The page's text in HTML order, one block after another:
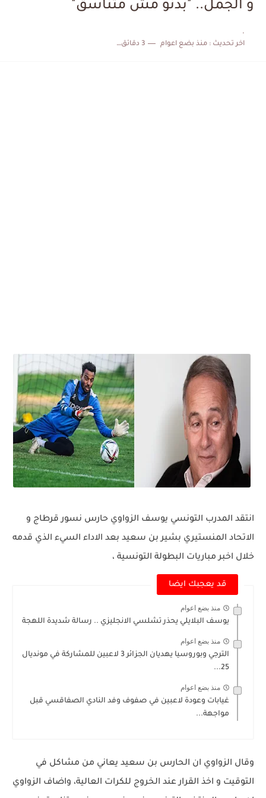
و الجمل.. "بدنو مش متناسق"
.
اخر تحديث :منذ بضع اعوام 3 دقائق للقراءة
انتقد المدرب التونسي يوسف الزواوي حارس نسور قرطاج و
الاتحاد المنستيري بشير بن سعيد بعد الاداء السيء الذي قدمه
خلال اخبر مباريات البطولة التونسية ،
قد يعجبك ايضا
منذ بضع اعوام
يوسف البلايلي يحذر تشلسي الانجليزي .. رسالة شديدة اللهجة
منذ بضع اعوام
الترجي وبوروسيا يهديان الجزائر 3 لاعبين للمشاركة في مونديال
25...
منذ بضع اعوام
غيابات وعودة لاعبين في صفوف وفد النادي الصفاقسي قبل
مواجهة...
وقال الزواوي ان الحارس بن سعيد يعاني من مشاكل في
التوقيت و اخذ القرار عند الخروج للكرات العالية، واضاف الزواوي